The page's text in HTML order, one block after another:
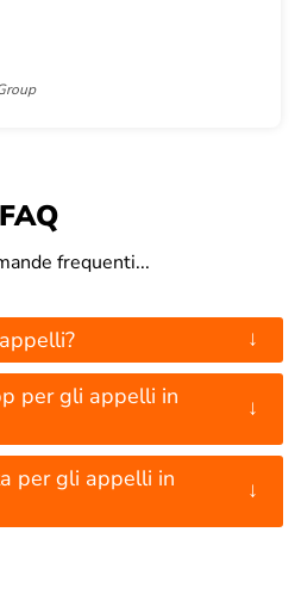
FAQ
frequenti...
↓
per gli appelli in
↓
per gli appelli in
↓